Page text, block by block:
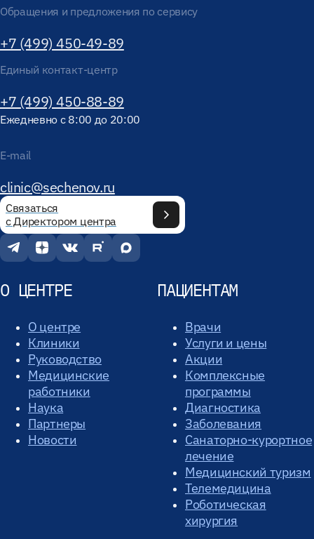
Обращения и предложения по сервису
+7 (499) 450-49-89
Единый контакт-центр
+7 (499) 450-88-89
Ежедневно с 8:00 до 20:00
E-mail
clinic@sechenov.ru
Связаться
с Директором центра
О ЦЕНТРЕ
О центре
Клиники
Руководство
Медицинские
работники
Наука
Партнеры
Новости
ПАЦИЕНТАМ
Врачи
Услуги и цены
Акции
Комплексные
программы
Диагностика
Заболевания
Санаторно-курортное
лечение
Медицинский туризм
Телемедицина
Роботическая
хирургия